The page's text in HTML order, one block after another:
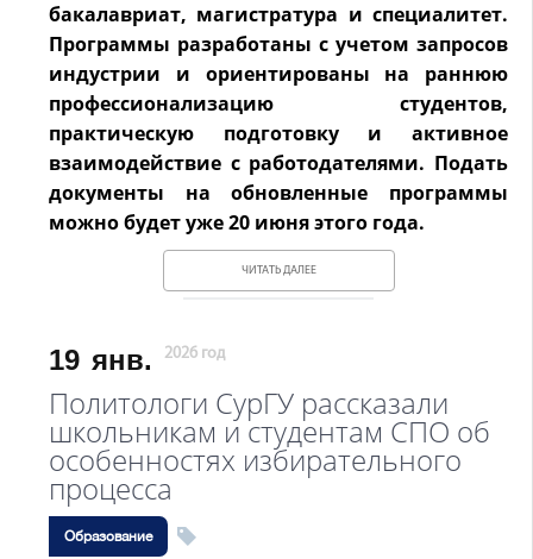
бакалавриат, магистратура и специалитет.
Программы разработаны с учетом запросов
индустрии и ориентированы на раннюю
профессионализацию студентов,
практическую подготовку и активное
взаимодействие с работодателями. Подать
документы на обновленные программы
можно будет уже 20 июня этого года.
ЧИТАТЬ ДАЛЕЕ
19 янв. 2026 год
Политологи СурГУ рассказали
школьникам и студентам СПО об
особенностях избирательного
процесса
Образование